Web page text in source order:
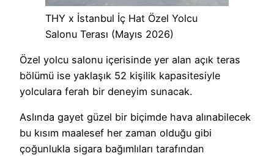
THY x İstanbul İç Hat Özel Yolcu
Salonu Terası (Mayıs 2026)
Özel yolcu salonu içerisinde yer alan açık teras
bölümü ise yaklaşık 52 kişilik kapasitesiyle
yolculara ferah bir deneyim sunacak.
Aslında gayet güzel bir biçimde hava alınabilecek
bu kısım maalesef her zaman olduğu gibi
çoğunlukla sigara bağımlıları tarafından